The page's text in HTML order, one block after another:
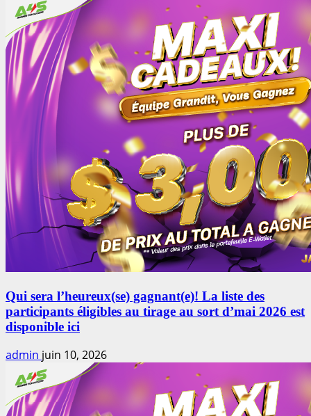
Qui sera l’heureux(se) gagnant(e)! La liste des
participants éligibles au tirage au sort d’mai 2026 est
disponible ici
admin juin 10, 2026